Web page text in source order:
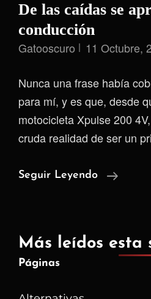
De las caídas se
conducción
Gatooscuro 11 Octubre,
Nunca una frase había
para mí, y es que, desde
motocicleta Xpulse 200
cruda realidad de ser un
Seguir Leyendo
De
Más leídos esta
Páginas